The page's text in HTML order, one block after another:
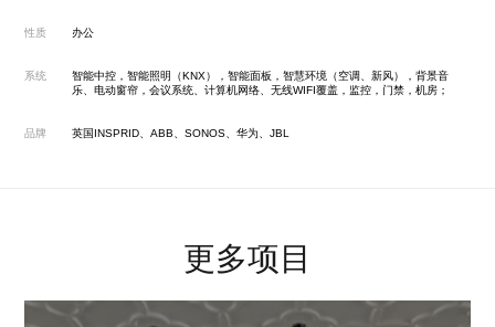
性质 办公
系统
智能中控，智能照明（KNX），智能面板，智慧环境（空调、新风），背景音
乐、电动窗帘，会议系统、计算机网络、无线WIFI覆盖，监控，门禁，机房；
品牌 英国INSPRID、ABB、SONOS、华为、JBL
更多项目